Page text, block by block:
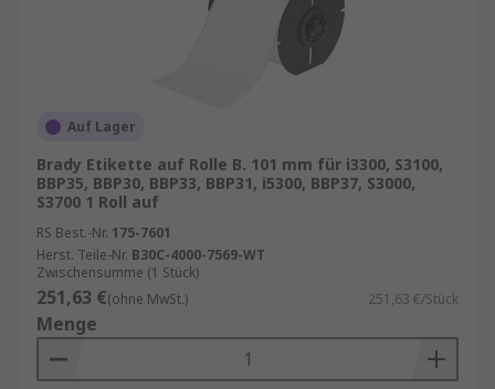
Auf Lager
Brady Etikette auf Rolle B. 101 mm für i3300, S3100,
BBP35, BBP30, BBP33, BBP31, i5300, BBP37, S3000,
S3700 1 Roll auf
RS Best.-Nr. 175-7601
Herst. Teile-Nr. B30C-4000-7569-WT
Zwischensumme (1 Stück)
251,63 €(ohne MwSt.) 251,63 €/Stück
Menge